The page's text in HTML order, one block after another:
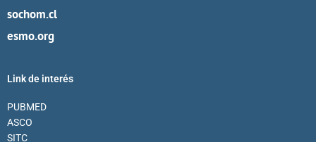
sochom.cl
esmo.org
Link de interés
PUBMED
ASCO
SITC